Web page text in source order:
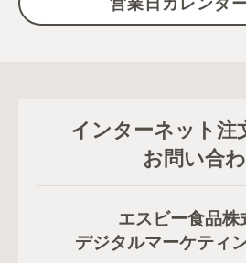
インターネット注
お問い合
エスビー食品株
デジタルマーケティ